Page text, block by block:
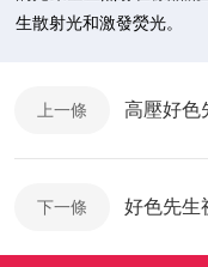
生散射光和激發熒光。
上一條 高壓好色
下一條 好色先生